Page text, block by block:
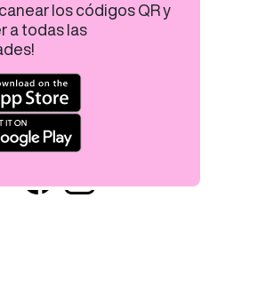
los códigos QR y
a todas las